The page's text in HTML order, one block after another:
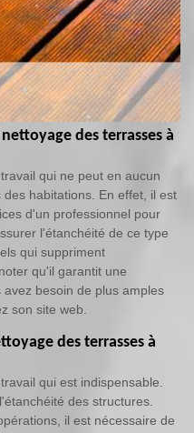
des terrasses à
qui ne peut en aucun
habitations. En effet, il est
d'un professionnel pour
l'étanchéité de ce type
qui suppriment
qu'il garantit une
besoin de plus amples
son site web.
des terrasses à
qui est indispensable.
des structures.
il est nécessaire de